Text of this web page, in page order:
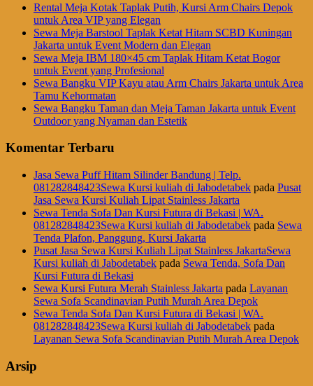
Rental Meja Kotak Taplak Putih, Kursi Arm Chairs Depok
untuk Area VIP yang Elegan
Sewa Meja Barstool Taplak Ketat Hitam SCBD Kuningan
Jakarta untuk Event Modern dan Elegan
Sewa Meja IBM 180×45 cm Taplak Hitam Ketat Bogor
untuk Event yang Profesional
Sewa Bangku VIP Kayu atau Arm Chairs Jakarta untuk Area
Tamu Kehormatan
Sewa Bangku Taman dan Meja Taman Jakarta untuk Event
Outdoor yang Nyaman dan Estetik
Komentar Terbaru
Jasa Sewa Puff Hitam Silinder Bandung | Telp.
081282848423Sewa Kursi kuliah di Jabodetabek pada Pusat
Jasa Sewa Kursi Kuliah Lipat Stainless Jakarta
Sewa Tenda Sofa Dan Kursi Futura di Bekasi | WA.
081282848423Sewa Kursi kuliah di Jabodetabek pada Sewa
Tenda Plafon, Panggung, Kursi Jakarta
Pusat Jasa Sewa Kursi Kuliah Lipat Stainless JakartaSewa
Kursi kuliah di Jabodetabek pada Sewa Tenda, Sofa Dan
Kursi Futura di Bekasi
Sewa Kursi Futura Merah Stainless Jakarta pada Layanan
Sewa Sofa Scandinavian Putih Murah Area Depok
Sewa Tenda Sofa Dan Kursi Futura di Bekasi | WA.
081282848423Sewa Kursi kuliah di Jabodetabek pada
Layanan Sewa Sofa Scandinavian Putih Murah Area Depok
Arsip